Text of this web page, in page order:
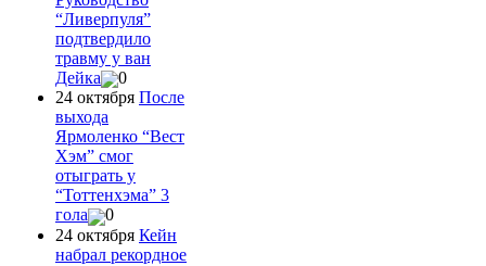
“Ливерпуля”
подтвердило
травму у ван
Дейка
0
24 октября После
выхода
Ярмоленко “Вест
Хэм” смог
отыграть у
“Тоттенхэма” 3
гола
0
24 октября Кейн
набрал рекордное